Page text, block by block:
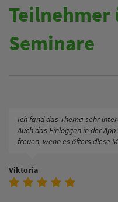
Teilnehmer
Seminare
Ich fand das Thema sehr
Auch das Einloggen in der
freuen, wenn es öfters diese
Viktoria